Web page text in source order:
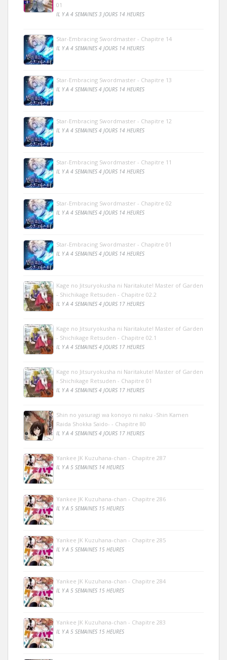
01
IL Y A 4 SEMAINES 3 JOURS 14 HEURES
Star-Embracing Swordmaster - Chapitre 14
IL Y A 4 SEMAINES 4 JOURS 14 HEURES
Star-Embracing Swordmaster - Chapitre 13
IL Y A 4 SEMAINES 4 JOURS 14 HEURES
Star-Embracing Swordmaster - Chapitre 12
IL Y A 4 SEMAINES 4 JOURS 14 HEURES
Star-Embracing Swordmaster - Chapitre 11
IL Y A 4 SEMAINES 4 JOURS 14 HEURES
Star-Embracing Swordmaster - Chapitre 02
IL Y A 4 SEMAINES 4 JOURS 14 HEURES
Star-Embracing Swordmaster - Chapitre 01
IL Y A 4 SEMAINES 4 JOURS 14 HEURES
Kage no Jitsuryokusha ni Naritakute! Master of Garden
- Shichikage Retsuden - Chapitre 02.2
IL Y A 4 SEMAINES 4 JOURS 17 HEURES
Kage no Jitsuryokusha ni Naritakute! Master of Garden
- Shichikage Retsuden - Chapitre 02.1
IL Y A 4 SEMAINES 4 JOURS 17 HEURES
Kage no Jitsuryokusha ni Naritakute! Master of Garden
- Shichikage Retsuden - Chapitre 01
IL Y A 4 SEMAINES 4 JOURS 17 HEURES
Shin no yasuragi wa konoyo ni naku -Shin Kamen
Raida Shokka Saido- - Chapitre 80
IL Y A 4 SEMAINES 4 JOURS 17 HEURES
Yankee JK Kuzuhana-chan - Chapitre 287
IL Y A 5 SEMAINES 14 HEURES
Yankee JK Kuzuhana-chan - Chapitre 286
IL Y A 5 SEMAINES 15 HEURES
Yankee JK Kuzuhana-chan - Chapitre 285
IL Y A 5 SEMAINES 15 HEURES
Yankee JK Kuzuhana-chan - Chapitre 284
IL Y A 5 SEMAINES 15 HEURES
Yankee JK Kuzuhana-chan - Chapitre 283
IL Y A 5 SEMAINES 15 HEURES